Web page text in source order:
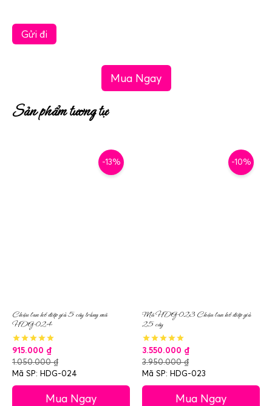
Mua Ngay
Sản phẩm tương tự
-13%
Chậu lan hồ điệp giả 5 cây trắng mã
HDG-024
915.000 ₫
1.050.000₫
Mã SP: HDG-024
Mua Ngay
-10%
Mã HDG-023 Chậu lan hồ điệp giả
25 cây
3.550.000 ₫
3.950.000₫
Mã SP: HDG-023
Mua Ngay